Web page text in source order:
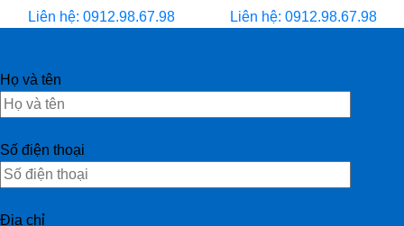
Liên hệ: 0912.98.67.98 Liên hệ: 0912.98.67.98
Họ và tên
Số điện thoại
Địa chỉ